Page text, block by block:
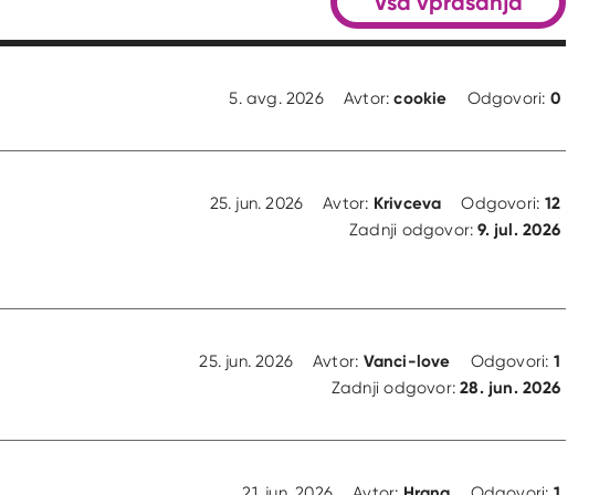
5. avg. 2026 Avtor:cookie Odgovori: 0
25. jun. 2026 Avtor: Krivceva Odgovori: 12
Zadnji odgovor:9. jul. 2026
25. jun. 2026 Avtor: Vanci-love Odgovori: 1
Zadnji odgovor:28. jun. 2026